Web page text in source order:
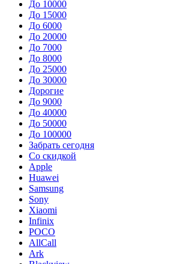
До 10000
До 15000
До 6000
До 20000
До 7000
До 8000
До 25000
До 30000
Дорогие
До 9000
До 40000
До 50000
До 100000
Забрать сегодня
Со скидкой
Apple
Huawei
Samsung
Sony
Xiaomi
Infinix
POCO
AllCall
Ark